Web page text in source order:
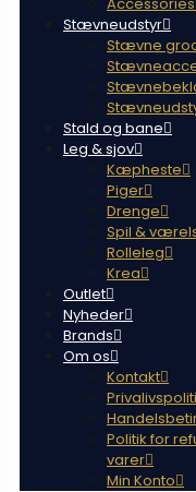
Stævneudstyr
Stævne
Stald og bane
Leg & sjov
Kæpheste
Piger
Drenge
Spil &
Rolleleg
Krea
Outlet
Nyheder
Brands
Om os
Kontakt
Politik for
varer
Min Konto